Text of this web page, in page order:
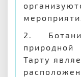
2.
природной
Тарту